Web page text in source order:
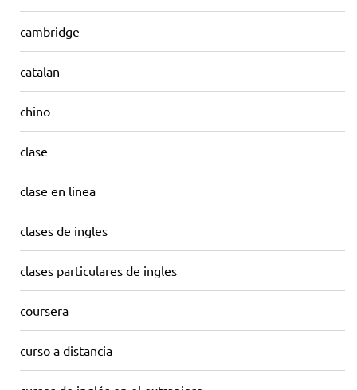
cambridge
catalan
chino
clase
clase en linea
clases de ingles
clases particulares de ingles
coursera
curso a distancia